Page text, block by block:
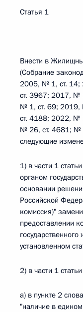
Статья 1
Внести в
(Собрание
2005, № 1, ст.
ст. 3967; 2017, №
№ 1, ст. 69;
ст. 4188; 2022, №
№ 26, ст. 4681; №
следующие
1) в части 1
органом
основании
Российской
комиссия)"
предоставлении
установленном
2) в части 1
а) в пункте 2
"наличие в